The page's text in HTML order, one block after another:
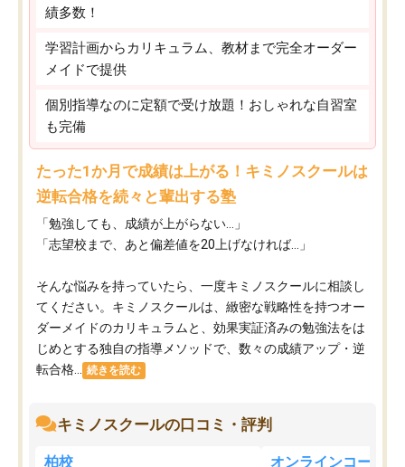
績多数！
学習計画からカリキュラム、教材まで完全オーダー
メイドで提供
個別指導なのに定額で受け放題！おしゃれな自習室
も完備
たった1か月で成績は上がる！キミノスクールは
逆転合格を続々と輩出する塾
「勉強しても、成績が上がらない…」
「志望校まで、あと偏差値を20上げなければ…」
そんな悩みを持っていたら、一度キミノスクールに相談し
てください。キミノスクールは、緻密な戦略性を持つオー
ダーメイドのカリキュラムと、効果実証済みの勉強法をは
じめとする独自の指導メソッドで、数々の成績アップ・逆
転合格...
続きを読む
キミノスクールの口コミ・評判
柏校 オンラインコース